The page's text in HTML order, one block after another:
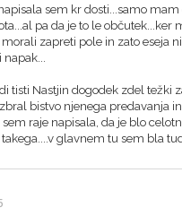
sem kr dosti...samo
pa da je to le
zapreti pole in zato eseja
tisti Nastjin dogodek zdel
bistvo njenega predavanja
raje napisala, da je blo
glavnem tu sem bla